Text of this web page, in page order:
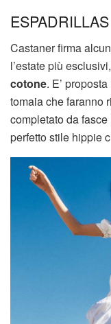
Castaner firma
l’estate più
cotone. E’
tomaia che faranno
completato da
perfetto stile hippie